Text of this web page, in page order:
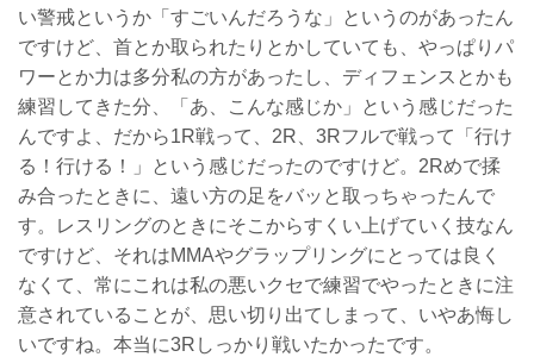
い警戒というか「すごいんだろうな」というのがあったん
ですけど、首とか取られたりとかしていても、やっぱりパ
ワーとか力は多分私の方があったし、ディフェンスとかも
練習してきた分、「あ、こんな感じか」という感じだった
んですよ、だから1R戦って、2R、3Rフルで戦って「行け
る！行ける！」という感じだったのですけど。2Rめで揉
み合ったときに、遠い方の足をバッと取っちゃったんで
す。レスリングのときにそこからすくい上げていく技なん
ですけど、それはMMAやグラップリングにとっては良く
なくて、常にこれは私の悪いクセで練習でやったときに注
意されていることが、思い切り出てしまって、いやあ悔し
いですね。本当に3Rしっかり戦いたかったです。